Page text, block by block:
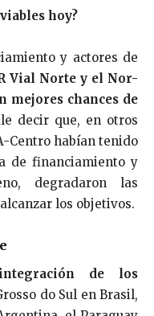
hoy?
y actores de
Vial Norte y el Nor-
mejores chances de
decir que, en otros
Centro habían tenido
de financiamiento y
degradaron las
los objetivos.
de los
do Sul en Brasil,